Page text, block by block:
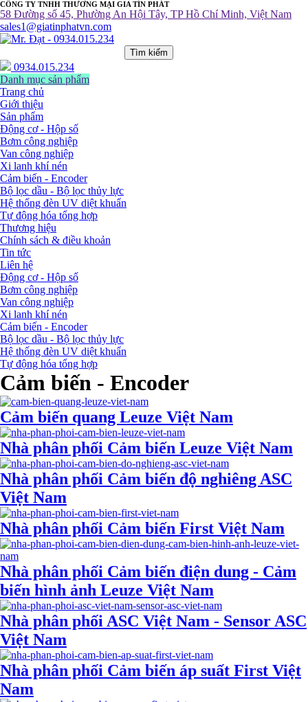
CÔNG TY TNHH THƯƠNG MẠI GIA TÍN PHÁT
58 Đường số 45, Phường An Hội Tây, TP Hồ Chí Minh, Việt Nam
sales1@giatinphatvn.com
Tìm kiếm
0934.015.234
Danh mục sản phẩm
Trang chủ
Giới thiệu
Sản phẩm
Động cơ - Hộp số
Bơm công nghiệp
Van công nghiệp
Xi lanh khí nén
Cảm biến - Encoder
Bộ lọc dầu - Bộ lọc thủy lực
Hệ thống đèn UV diệt khuẩn
Tự động hóa tổng hợp
Thương hiệu
Chính sách & điều khoản
Tin tức
Liên hệ
Động cơ - Hộp số
Bơm công nghiệp
Van công nghiệp
Xi lanh khí nén
Cảm biến - Encoder
Bộ lọc dầu - Bộ lọc thủy lực
Hệ thống đèn UV diệt khuẩn
Tự động hóa tổng hợp
Cảm biến - Encoder
Cảm biến quang Leuze Việt Nam
Nhà phân phối Cảm biến Leuze Việt Nam
Nhà phân phối Cảm biến độ nghiêng ASC
Việt Nam
Nhà phân phối Cảm biến First Việt Nam
Nhà phân phối Cảm biến điện dung - Cảm
biến hình ảnh Leuze Việt Nam
Nhà phân phối ASC Việt Nam - Sensor ASC
Việt Nam
Nhà phân phối Cảm biến áp suất First Việt
Nam